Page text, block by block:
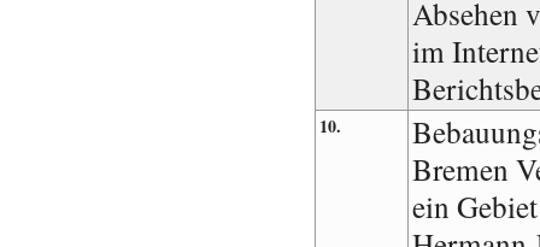
Absehen
im
10.
Bremen
ein